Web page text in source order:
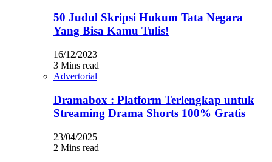
50 Judul Skripsi Hukum Tata Negara
Yang Bisa Kamu Tulis!
16/12/2023
3 Mins read
Advertorial
Dramabox : Platform Terlengkap untuk
Streaming Drama Shorts 100% Gratis
23/04/2025
2 Mins read